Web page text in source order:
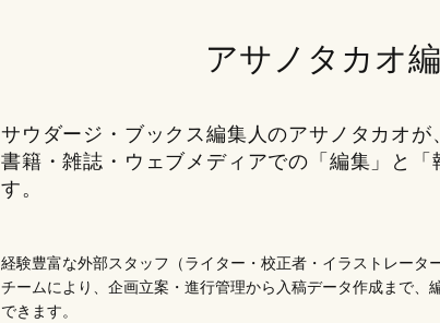
アサノタカオ
サウダージ・ブックス編集人のアサノタカオが、
書籍・雑誌・ウェブメディアでの「編集」と「
す。
経験豊富な外部スタッフ（ライター・校正者・イラストレータ
チームにより、企画立案・進行管理から入稿データ作成まで、
できます。